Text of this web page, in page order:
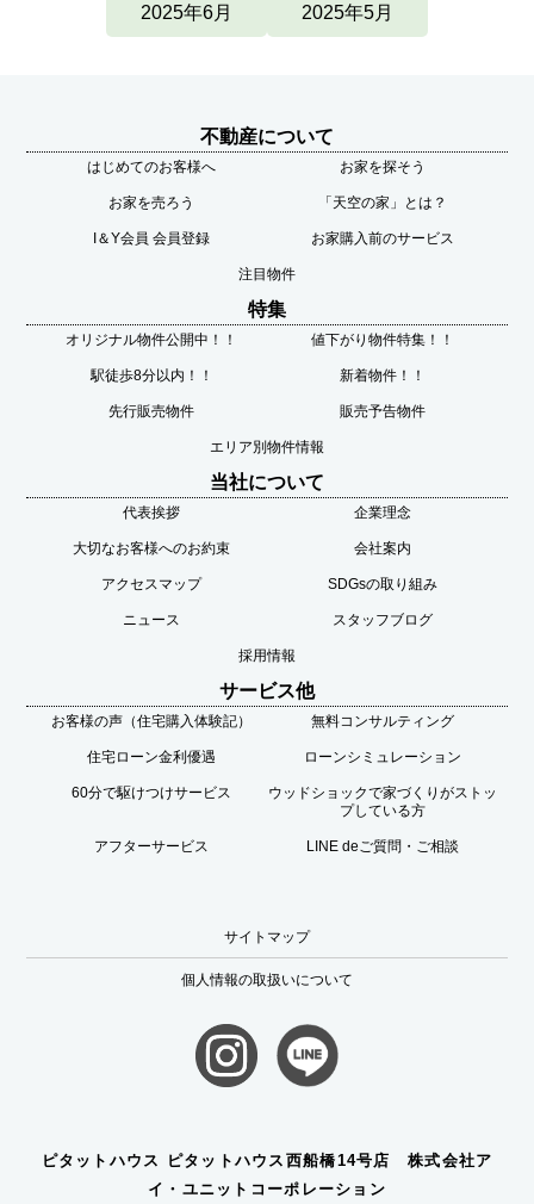
2025年6月 2025年5月
不動産について
はじめてのお客様へ お家を探そう
お家を売ろう 「天空の家」とは？
I＆Y会員 会員登録 お家購入前のサービス
注目物件
特集
オリジナル物件公開中！！ 値下がり物件特集！！
駅徒歩8分以内！！ 新着物件！！
先行販売物件 販売予告物件
エリア別物件情報
当社について
代表挨拶 企業理念
大切なお客様へのお約束 会社案内
アクセスマップ SDGsの取り組み
ニュース スタッフブログ
採用情報
サービス他
お客様の声（住宅購入体験記） 無料コンサルティング
住宅ローン金利優遇 ローンシミュレーション
60分で駆けつけサービス
ウッドショックで家づくりがストッ
プしている方
アフターサービス LINE deご質問・ご相談
サイトマップ
個人情報の取扱いについて
ピタットハウス ピタットハウス西船橋14号店 株式会社ア
イ・ユニットコーポレーション